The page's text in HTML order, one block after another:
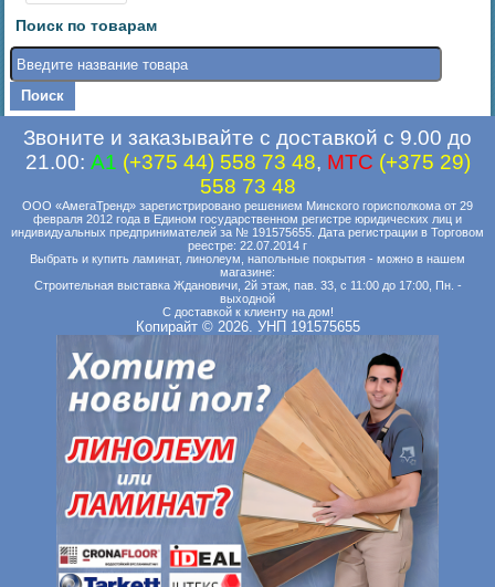
Поиск по товарам
Звоните и заказывайте с доставкой с 9.00 до
21.00: A1 (+375 44) 558 73 48, MTC (+375 29)
558 73 48
ООО «АмегаТренд» зарегистрировано решением Минского горисполкома от 29
февраля 2012 года в Едином государственном регистре юридических лиц и
индивидуальных предпринимателей за № 191575655. Дата регистрации в Торговом
реестре: 22.07.2014 г
Выбрать и купить ламинат, линолеум, напольные покрытия - можно в нашем
магазине:
Строительная выставка Ждановичи, 2й этаж, пав. 33, с 11:00 до 17:00, Пн. -
выходной
С доставкой к клиенту на дом!
Копирайт © 2026. УНП 191575655